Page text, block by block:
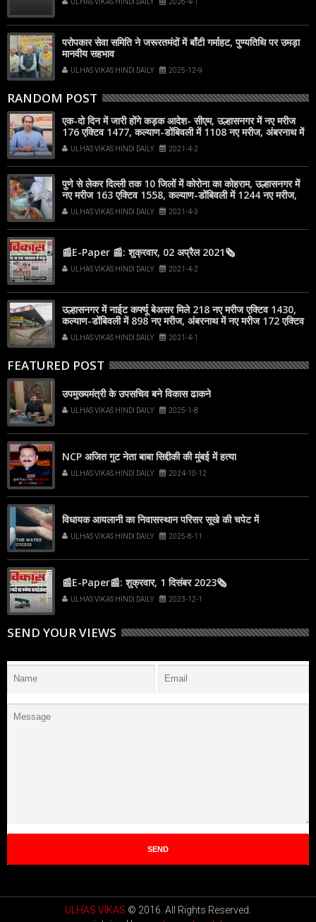
ULHAS VIKAS HINDI DAILY 2026-4-1
परोपकार सेवा समिति ने जरूरतमंदों में बाँटी गर्माहट, पुण्यतिथि पर उमड़ा
मानवीय सहभाव
ULHAS VIKAS HINDI DAILY 2025-12-9
RANDOM POST
एक-दो दिन में जारी होंगे कड़क आदेश- सीएम, उल्हासनगर में नए मरीज
176 एक्टिव 1477, कल्याण-डोंबिवली में 1108 नए मरीज, अंबरनाथ में
नए मरीज 167 एक्टिव 1613
ULHAS VIKAS HINDI DAILY 2021-4-2
पुणे से लेकर दिल्ली तक 10 जिलों में कोरोना का कोहराम, उल्हासनगर में
नए मरीज 163 एक्टिव 1558, कल्याण-डोंबिवली में 1244 नए मरीज,
अंबरनाथ में नए मरीज 118 एक्टिव 1649
ULHAS VIKAS HINDI DAILY 2021-4-3
📰E-Paper 📰: शुक्रवार, 02 अप्रैल 2021🗞
ULHAS VIKAS HINDI DAILY 2021-4-2
उल्हासनगर में नाईट कर्फ्यू बेअसर मिले 218 नए मरीज एक्टिव 1430,
कल्याण-डोंबिवली में 898 नए मरीज, अंबरनाथ में नए मरीज 172 एक्टिव
1522ULHAS VIKAS HINDI DAILY 2021-4-1
FEATURED POST
उपमुख्यमंत्री के उपसचिव बने विकास ढाकने
ULHAS VIKAS HINDI DAILY 2025-1-8
NCP अजित गुट नेता बाबा सिद्दीकी की मुंबई में हत्या
ULHAS VIKAS HINDI DAILY 2024-10-12
विधायक आयलानी का निवासस्थान परिसर सूखे की चपेट में
ULHAS VIKAS HINDI DAILY 2025-8-11
📰E-Paper📰: शुक्रवार, 1 दिसंबर 2023🗞
ULHAS VIKAS HINDI DAILY 2023-12-1
SEND YOUR VIEWS
ULHAS VIKAS © 2016. All Rights Reserved.